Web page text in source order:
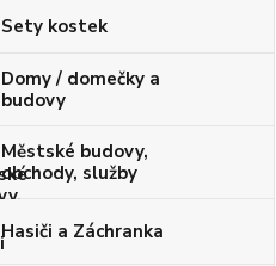
Sety kostek
Domy / domečky a
budovy
Městské budovy,
obchody, služby
Hasiči a Záchranka